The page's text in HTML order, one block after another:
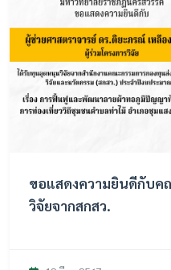
ขอแสดงความยินดีกับ
วิจัยจากสกสว.